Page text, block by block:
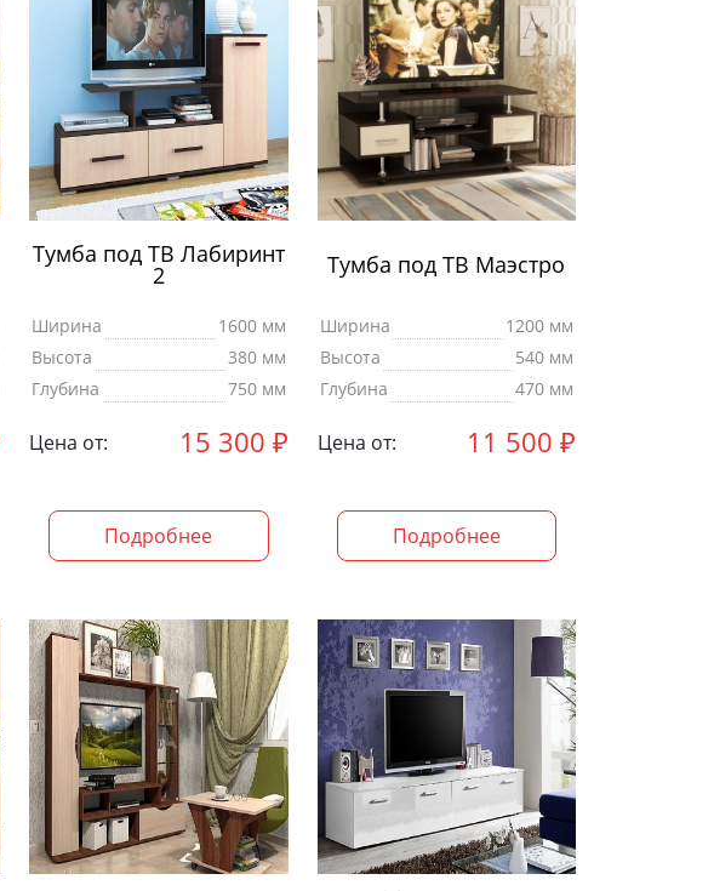
Тумба под ТВ Лабиринт
2
Ширина
1600 мм
Высота
380 мм
Глубина
750 мм
Цена от: 15 300 ₽
Подробнее
Тумба под ТВ Маэстро
Ширина
1200 мм
Высота
540 мм
Глубина
470 мм
Цена от: 11 500 ₽
Подробнее